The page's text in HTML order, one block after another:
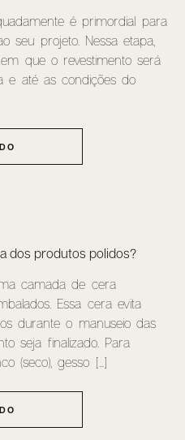
é primordial para
seu projeto. Nessa etapa,
que o revestimento será
e até as condições do
dos produtos polidos?
camada de cera
Essa cera evita
durante o manuseio das
seja finalizado. Para
(seco), gesso [...]